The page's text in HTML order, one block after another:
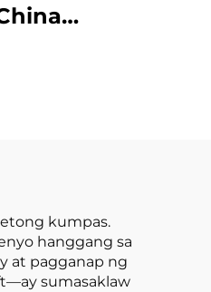
kumpas.
hanggang sa
at pagganap ng
sumasaklaw